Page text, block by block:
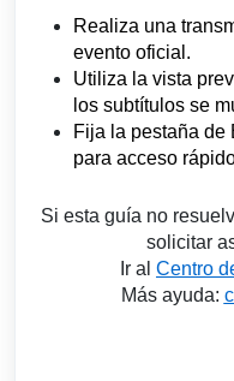
Realiza una
evento oficial.
Utiliza la vista
los subtítulos se
Fija la pestaña de
para acceso
Si esta guía no
solicitar
Ir al Centro
Más ayuda: